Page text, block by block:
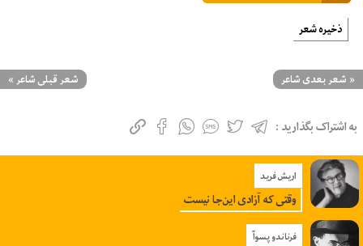
ذخیره شعر
« شعر بعدی شاعر شعر قبلی شاعر»
به اشتراک بگذارید :
اریش فرید
وقتی که آزادی این‌جا نیست
فرناندو پسوآ